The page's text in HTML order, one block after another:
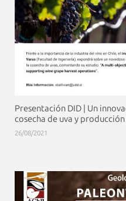
Presentación DID | Un
cosecha de uva y
26/08/2021